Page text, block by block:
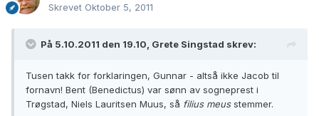
Skrevet Oktober 5, 2011
På 5.10.2011 den 19.10, Grete Singstad skrev:
Tusen takk for forklaringen, Gunnar - altså ikke Jacob til
fornavn! Bent (Benedictus) var sønn av sogneprest i
Trøgstad, Niels Lauritsen Muus, så filius meusstemmer.